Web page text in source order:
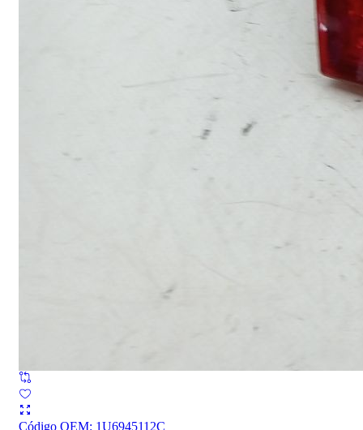
Código OEM: 1U6945112C